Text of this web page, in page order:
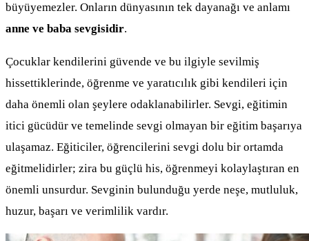
büyüyemezler. Onların dünyasının tek dayanağı ve anlamı
anne ve baba sevgisidir.
Çocuklar kendilerini güvende ve bu ilgiyle sevilmiş
hissettiklerinde, öğrenme ve yaratıcılık gibi kendileri için
daha önemli olan şeylere odaklanabilirler. Sevgi, eğitimin
itici gücüdür ve temelinde sevgi olmayan bir eğitim başarıya
ulaşamaz. Eğiticiler, öğrencilerini sevgi dolu bir ortamda
eğitmelidirler; zira bu güçlü his, öğrenmeyi kolaylaştıran en
önemli unsurdur. Sevginin bulunduğu yerde neşe, mutluluk,
huzur, başarı ve verimlilik vardır.